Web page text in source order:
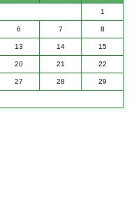
1
6 7 8
13 14 15
20 21 22
27 28 29